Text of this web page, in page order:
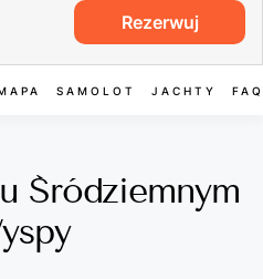
Rezerwuj
SAMOLOT JACHTY FAQ
Śródziemnym